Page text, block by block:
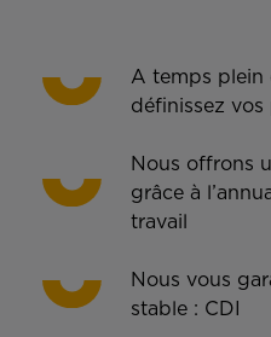
A temps plein
définissez
Nous offrons
grâce à
travail
Nous vous
stable : CDI